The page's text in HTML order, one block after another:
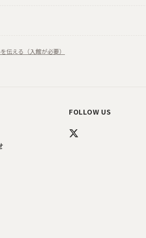
伝える（入館が必要）
FOLLOW US